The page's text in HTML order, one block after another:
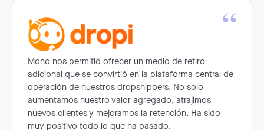
“
Mono nos permitió ofrecer un medio de retiro
adicional que se convirtió en la plataforma central de
operación de nuestros dropshippers. No solo
aumentamos nuestro valor agregado, atrajimos
nuevos clientes y mejoramos la retención. Ha sido
muy positivo todo lo que ha pasado.